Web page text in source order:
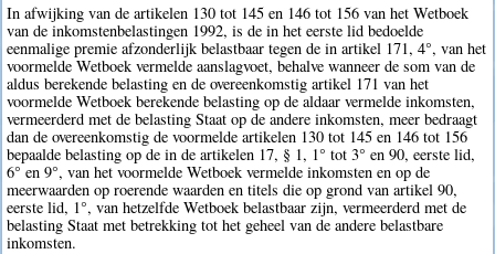
In afwijking van de artikelen 130 tot 145 en 146 tot 156 van het Wetboek
van de inkomstenbelastingen 1992, is de in het eerste lid bedoelde
eenmalige premie afzonderlijk belastbaar tegen de in artikel 171, 4°, van het
voormelde Wetboek vermelde aanslagvoet, behalve wanneer de som van de
aldus berekende belasting en de overeenkomstig artikel 171 van het
voormelde Wetboek berekende belasting op de aldaar vermelde inkomsten,
vermeerderd met de belasting Staat op de andere inkomsten, meer bedraagt
dan de overeenkomstig de voormelde artikelen 130 tot 145 en 146 tot 156
bepaalde belasting op de in de artikelen 17, § 1, 1° tot 3° en 90, eerste lid,
6° en 9°, van het voormelde Wetboek vermelde inkomsten en op de
meerwaarden op roerende waarden en titels die op grond van artikel 90,
eerste lid, 1°, van hetzelfde Wetboek belastbaar zijn, vermeerderd met de
belasting Staat met betrekking tot het geheel van de andere belastbare
inkomsten.